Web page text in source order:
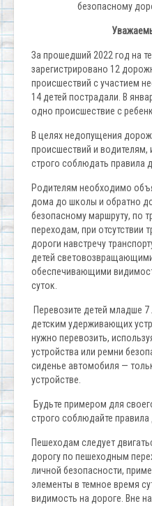
безопасному
За прошедший 2022 год на
зарегистрировано 12
происшествий с участием
14 детей пострадали. В
одно происшествие с
В целях недопущения
происшествий и
строго соблюдать правила
Родителям необходимо
дома до школы и обратно
безопасному маршруту, по
переходам, при отсутствии
дороги навстречу
детей
обеспечивающими
суток.
Перевозите детей младше
детским удерживающих
нужно перевозить,
устройства или ремни
сиденье автомобиля —
устройстве.
Будьте примером для
строго соблюдайте
Пешеходам следует
дорогу по пешеходным
личной безопасности,
элементы в темное время
видимость на дороге. Вне